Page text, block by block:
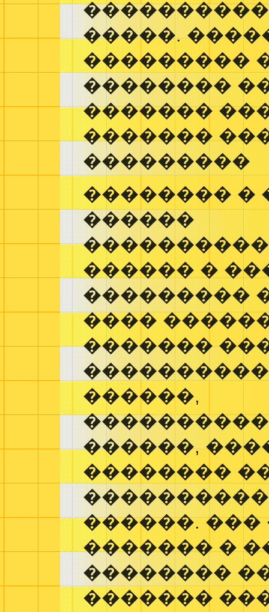
�����.
���������
��������
�������
�������
���������
�������� �
������
������ �
���������
����
�������
������,
������,
��������
������.
������� �
��������
�������